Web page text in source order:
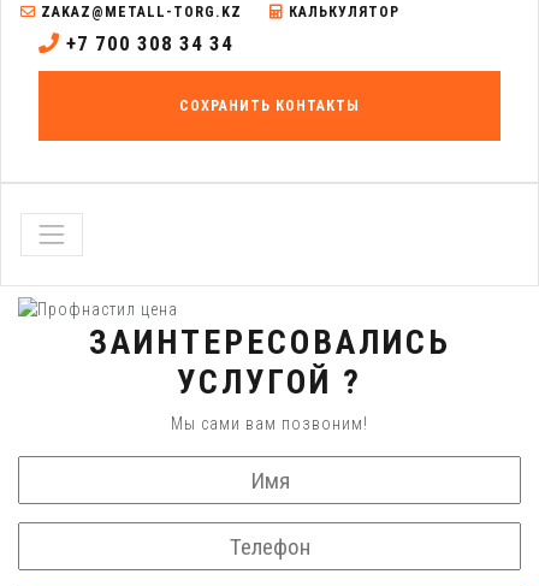
ZAKAZ@METALL-TORG.KZ
КАЛЬКУЛЯТОР
+7 700 308 34 34
СОХРАНИТЬ КОНТАКТЫ
ЗАИНТЕРЕСОВАЛИСЬ
УСЛУГОЙ ?
Мы сами вам позвоним!